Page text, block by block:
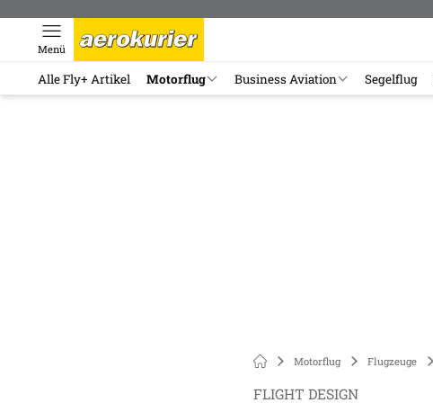
Menü
Alle Fly+ Artikel Motorflug Business Aviation Segelflug
Motorflug Flugzeuge
FLIGHT DESIGN